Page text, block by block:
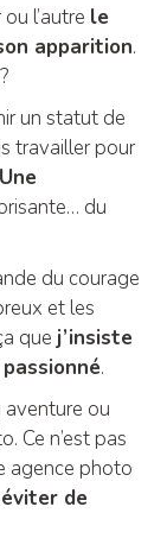
l’autre le
apparition.
un statut de
travailler pour
Une
du
du courage
et les
que j’insiste
.
aventure ou
Ce n’est pas
agence photo
de